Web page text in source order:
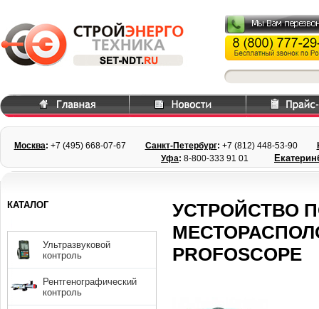
Москва: +7 (495) 668-07-67 Санкт-Петербург: +7 (812) 448-53-90
Уфа: 8-800-333 91 01
УСТРОЙСТВО
PROFOSCOPE
КАТАЛОГ
Ультразвуковой
контроль
Рентгенографический
контроль